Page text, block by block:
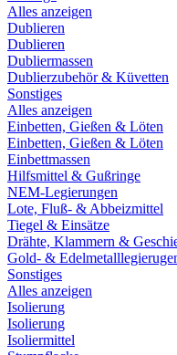
Alles anzeigen
Dublieren
Dublieren
Dubliermassen
Dublierzubehör & Küvetten
Sonstiges
Alles anzeigen
Einbetten, Gießen & Löten
Einbetten, Gießen & Löten
Einbettmassen
Hilfsmittel & Gußringe
NEM-Legierungen
Lote, Fluß- & Abbeizmittel
Tiegel & Einsätze
Drähte, Klammern &
Gold- &
Sonstiges
Alles anzeigen
Isolierung
Isolierung
Isoliermittel